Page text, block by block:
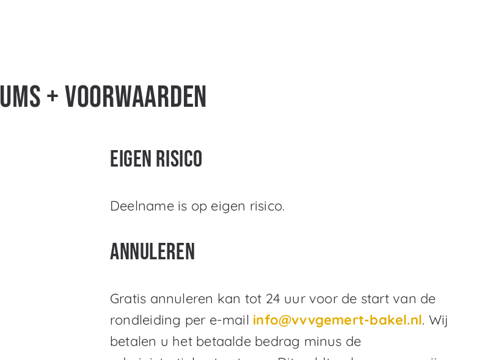
+ Voorwaarden
Eigen risico
Deelname is op eigen risico.
Annuleren
Gratis annuleren kan tot 24 uur voor de start van de
rondleiding per e-mail info@vvvgemert-bakel.nl. Wij
betalen u het betaalde bedrag minus de